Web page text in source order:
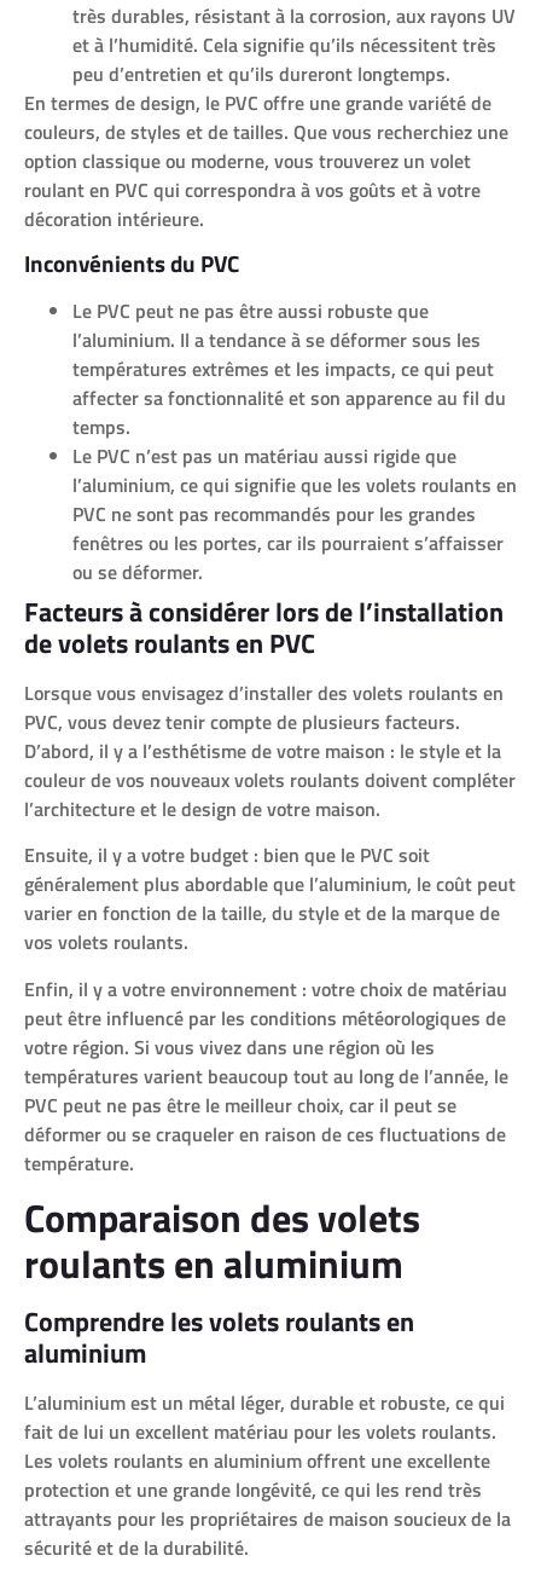
très durables, résistant à la corrosion, aux rayons UV
et à l’humidité. Cela signifie qu’ils nécessitent très
peu d’entretien et qu’ils dureront longtemps.
En termes de design, le PVC offre une grande variété de
couleurs, de styles et de tailles. Que vous recherchiez une
option classique ou moderne, vous trouverez un volet
roulant en PVC qui correspondra à vos goûts et à votre
décoration intérieure.
Inconvénients du PVC
Le PVC peut ne pas être aussi robuste que
l’aluminium. Il a tendance à se déformer sous les
températures extrêmes et les impacts, ce qui peut
affecter sa fonctionnalité et son apparence au fil du
temps.
Le PVC n’est pas un matériau aussi rigide que
l’aluminium, ce qui signifie que les volets roulants en
PVC ne sont pas recommandés pour les grandes
fenêtres ou les portes, car ils pourraient s’affaisser
ou se déformer.
Facteurs à considérer lors de l’installation
de volets roulants en PVC
Lorsque vous envisagez d’installer des volets roulants en
PVC, vous devez tenir compte de plusieurs facteurs.
D’abord, il y a l’esthétisme de votre maison : le style et la
couleur de vos nouveaux volets roulants doivent compléter
l’architecture et le design de votre maison.
Ensuite, il y a votre budget : bien que le PVC soit
généralement plus abordable que l’aluminium, le coût peut
varier en fonction de la taille, du style et de la marque de
vos volets roulants.
Enfin, il y a votre environnement : votre choix de matériau
peut être influencé par les conditions météorologiques de
votre région. Si vous vivez dans une région où les
températures varient beaucoup tout au long de l’année, le
PVC peut ne pas être le meilleur choix, car il peut se
déformer ou se craqueler en raison de ces fluctuations de
température.
Comparaison des volets
roulants en aluminium
Comprendre les volets roulants en
aluminium
L’aluminium est un métal léger, durable et robuste, ce qui
fait de lui un excellent matériau pour les volets roulants.
Les volets roulants en aluminium offrent une excellente
protection et une grande longévité, ce qui les rend très
attrayants pour les propriétaires de maison soucieux de la
sécurité et de la durabilité.